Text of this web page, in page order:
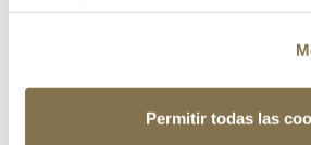
Permitir todas las